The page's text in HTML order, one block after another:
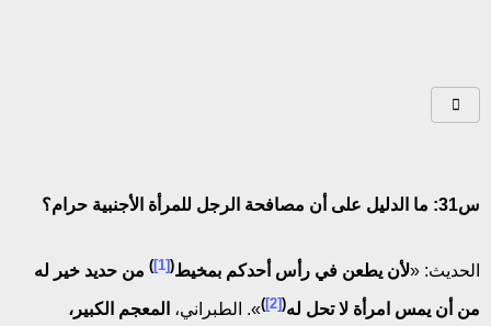
س31: ما الدليل على أن مصافحة الرجل للمرأة الأجنبية حرام؟
الحديث: «لأن يطعن في رأس أحدكم بمخيط(
[1]
) من حديد خير له
من أن يمس امرأة لا تحل له(
[2]
)». الطبراني، المعجم الكبير،